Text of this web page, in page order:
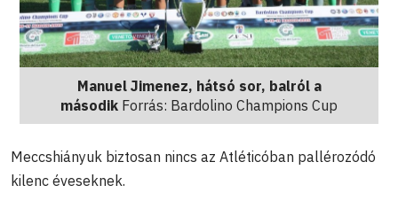
Manuel Jimenez, hátsó sor, balról a
második Forrás: Bardolino Champions Cup
Meccshiányuk biztosan nincs az Atléticóban pallérozódó
kilenc éveseknek.